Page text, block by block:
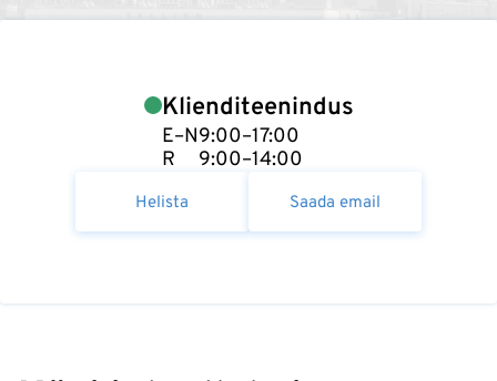
Klienditeenindus
E–N
R
9:00–17:00
9:00–14:00
Helista Saada email